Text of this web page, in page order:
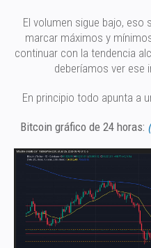
El volumen sigue bajo,
marcar máximos y
continuar con la tendencia
deberíamos ver ese
En principio todo apunta a
Bitcoin gráfico de 24 horas: